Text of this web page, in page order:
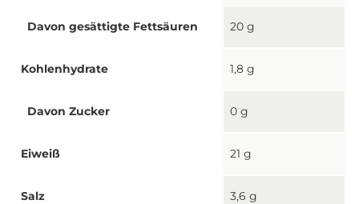
Davon gesättigte Fettsäuren 20 g
Kohlenhydrate 1,8 g
Davon Zucker 0 g
Eiweiß 21 g
Salz 3,6 g